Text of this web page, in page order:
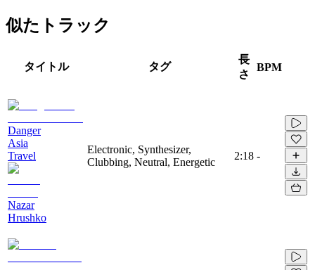
似たトラック
タイトル タグ
長
さ
BPM
Danger
Asia
Travel
Nazar
Hrushko
Electronic, Synthesizer,
Clubbing, Neutral, Energetic
2:18 -